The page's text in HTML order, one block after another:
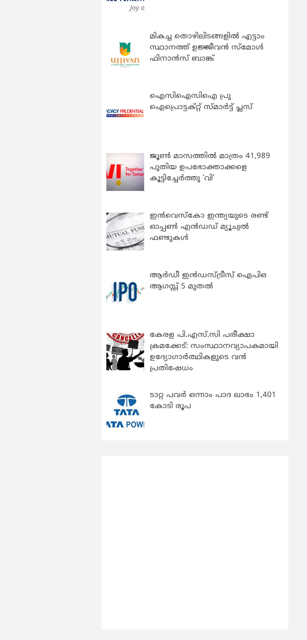
മികച്ച തൊഴിലിടങ്ങളിൽ എട്ടാം
സ്ഥാനത്ത് ഉജ്ജീവൻ സ്മോൾ
ഫിനാൻസ് ബാങ്ക്
ഐസിഐസിഐ പ്രു
ഐപ്രൊട്ടക്റ്റ് സ്മാർട്ട് പ്ലസ്
ജൂൺ മാസത്തിൽ മാത്രം 41,989
പുതിയ ഉപഭോക്താക്കളെ
കൂട്ടിച്ചേർത്തു ‘വി’
ഇന്‍വെസ്കോ ഇന്ത്യയുടെ രണ്ട്
ഓപ്പണ്‍ എന്‍ഡഡ് മ്യൂച്വല്‍
ഫണ്ടുകള്‍
ആർഡീ ഇൻഡസ്ട്രീസ് ഐപിഒ
ആഗസ്റ്റ് 5 മുതൽ
കേരള പി.എസ്.സി പരീക്ഷാ
ക്രമക്കേട്: സംസ്ഥാനവ്യാപകമായി
ഉദ്യോഗാര്‍ത്ഥികളുടെ വന്‍
പ്രതിഷേധം
ടാറ്റ പവർ ഒന്നാം പാദ ലാഭം 1,401
കോടി രൂപ